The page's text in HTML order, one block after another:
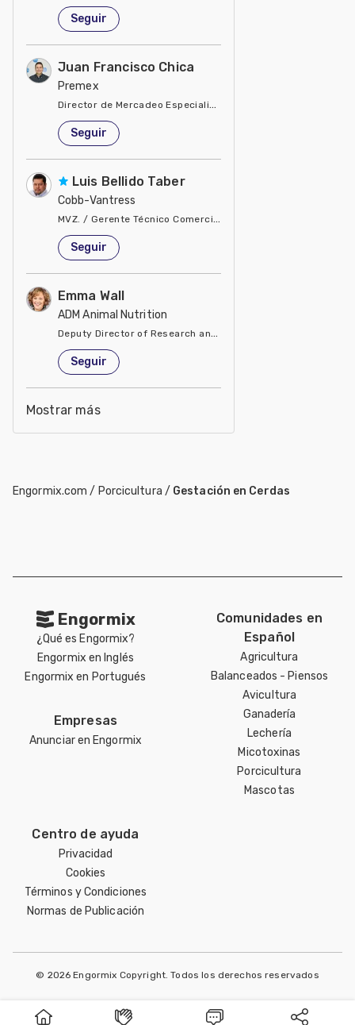
Estados Unidos de América
Seguir
Juan Francisco Chica
Premex
Director de Mercadeo Especialidades
Estados Unidos de América
Seguir
Luis Bellido Taber
Cobb-Vantress
MVZ. / Gerente Técnico Comercial del Pacto Andino
Estados Unidos de América
Seguir
Emma Wall
ADM Animal Nutrition
Deputy Director of Research and Development
Estados Unidos de América
Seguir
Mostrar más
Engormix.com / Porcicultura / Gestación en Cerdas
Engormix
¿Qué es Engormix?
Engormix en Inglés
Engormix en Portugués
Empresas
Anunciar en Engormix
Comunidades en
Español
Agricultura
Balanceados - Piensos
Avicultura
Ganadería
Lechería
Micotoxinas
Porcicultura
Mascotas
Centro de ayuda
Privacidad
Cookies
Términos y Condiciones
Normas de Publicación
© 2026 Engormix Copyright. Todos los derechos reservados